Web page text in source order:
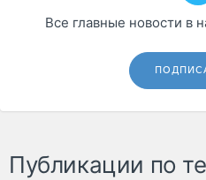
Все главные новости в
Публикации по